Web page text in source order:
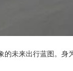
未来出行蓝图。身